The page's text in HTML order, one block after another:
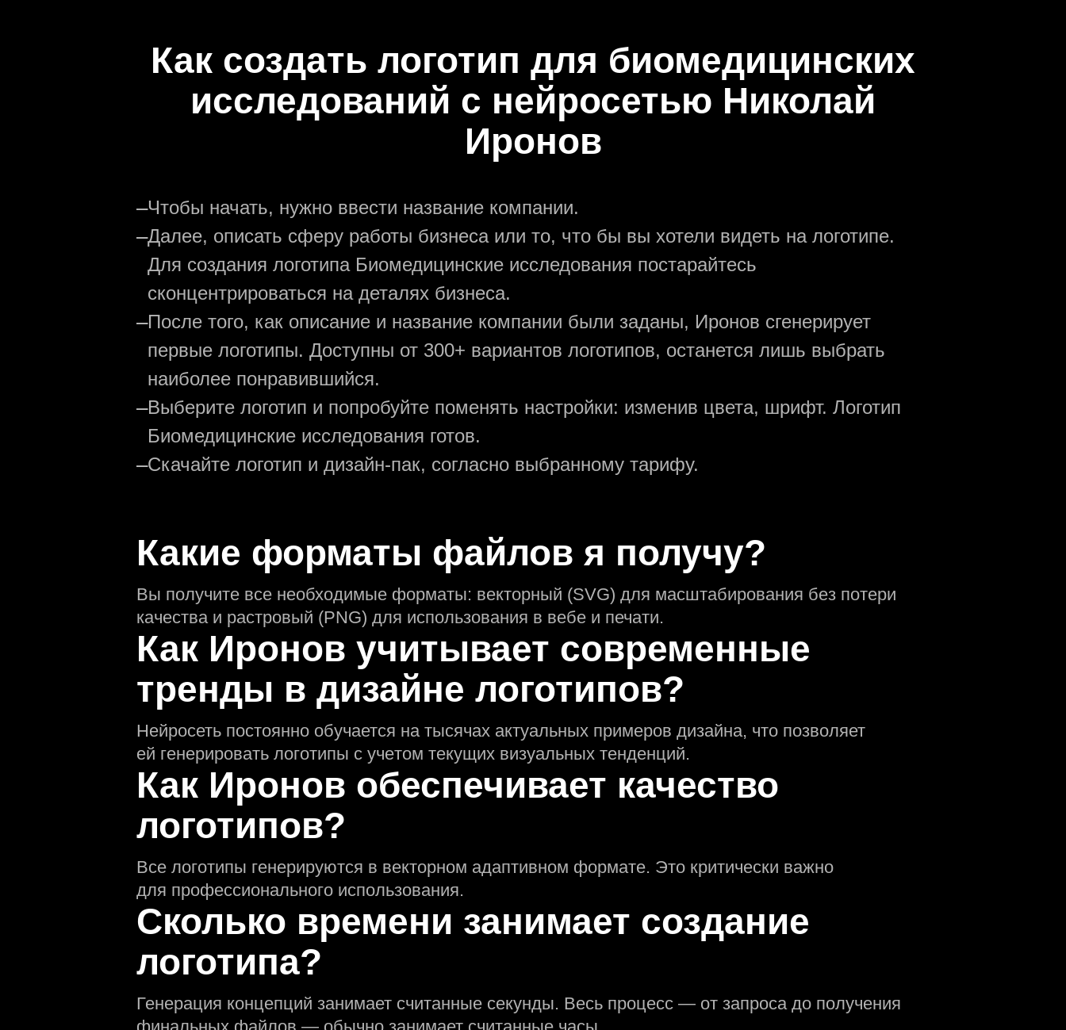
Как создать логотип для биомедицинских
исследований с нейросетью Николай
Иронов
—Чтобы начать, нужно ввести название компании.
—Далее, описать сферу работы бизнеса или то, что бы вы хотели видеть на логотипе.
Для создания логотипа Биомедицинские исследования постарайтесь
сконцентрироваться на деталях бизнеса.
—После того, как описание и название компании были заданы, Иронов сгенерирует
первые логотипы. Доступны от 300+ вариантов логотипов, останется лишь выбрать
наиболее понравившийся.
—Выберите логотип и попробуйте поменять настройки: изменив цвета, шрифт. Логотип
Биомедицинские исследования готов.
—Скачайте логотип и дизайн-пак, согласно выбранному тарифу.
Какие форматы файлов я получу?
Вы получите все необходимые форматы: векторный (SVG) для масштабирования без потери
качества и растровый (PNG) для использования в вебе и печати.
Как Иронов учитывает современные
тренды в дизайне логотипов?
Нейросеть постоянно обучается на тысячах актуальных примеров дизайна, что позволяет
ей генерировать логотипы с учeтом текущих визуальных тенденций.
Как Иронов обеспечивает качество
логотипов?
Все логотипы генерируются в векторном адаптивном формате. Это критически важно
для профессионального использования.
Сколько времени занимает создание
логотипа?
Генерация концепций занимает считанные секунды. Весь процесс — от запроса до получения